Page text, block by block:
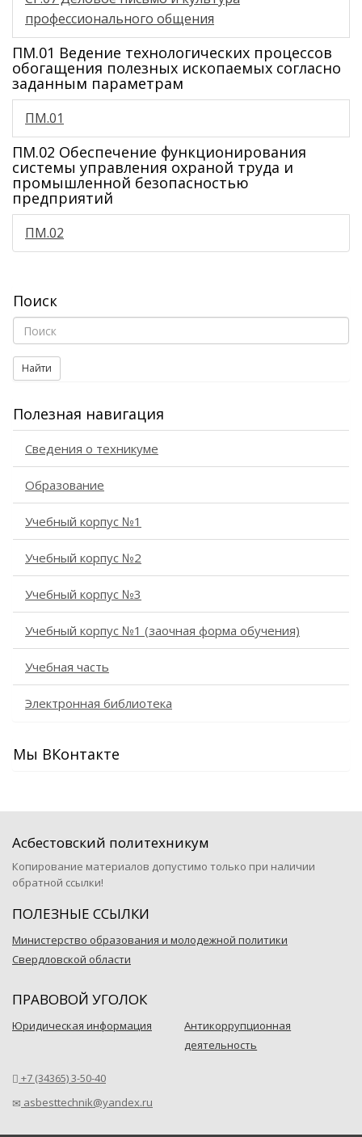
профессионального общения
ПМ.01 Ведение технологических процессов
обогащения полезных ископаемых согласно
заданным параметрам
ПМ.01
ПМ.02 Обеспечение функционирования
системы управления охраной труда и
промышленной безопасностью
предприятий
ПМ.02
Поиск
Найти
Полезная навигация
Сведения о техникуме
Образование
Учебный корпус №1
Учебный корпус №2
Учебный корпус №3
Учебный корпус №1 (заочная форма обучения)
Учебная часть
Электронная библиотека
Мы ВКонтакте
Асбестовский политехникум
Копирование материалов допустимо только при наличии
обратной ссылки!
ПОЛЕЗНЫЕ ССЫЛКИ
Министерство образования и молодежной политики
Свердловской области
ПРАВОВОЙ УГОЛОК
Юридическая информация
Антикоррупционная
деятельность
+7 (34365) 3-50-40
asbesttechnik@yandex.ru